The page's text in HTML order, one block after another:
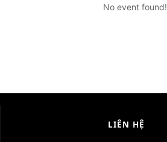
No event found!
LIÊN HỆ